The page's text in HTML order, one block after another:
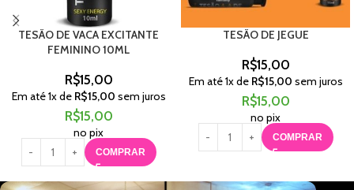
TESÃO DE VACA EXCITANTE
FEMININO 10ML
R$15,00
Em até1x de R$15,00 sem juros
R$15,00
no pix
COMPRAR
TESÃO DE JEGUE
R$15,00
Em até1x de R$15,00 sem juros
R$15,00
no pix
COMPRAR